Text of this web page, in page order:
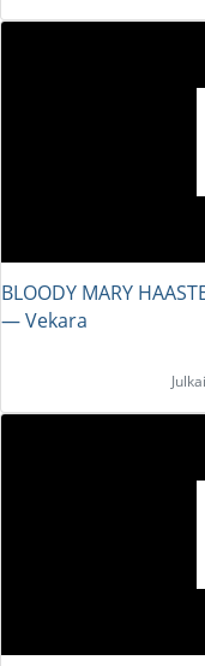
BLOODY MARY
― Vekara